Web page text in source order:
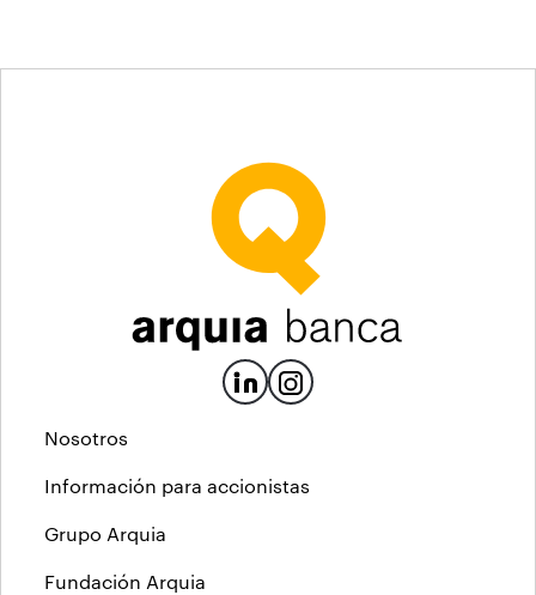
Nosotros
Información para accionistas
Grupo Arquia
Fundación Arquia